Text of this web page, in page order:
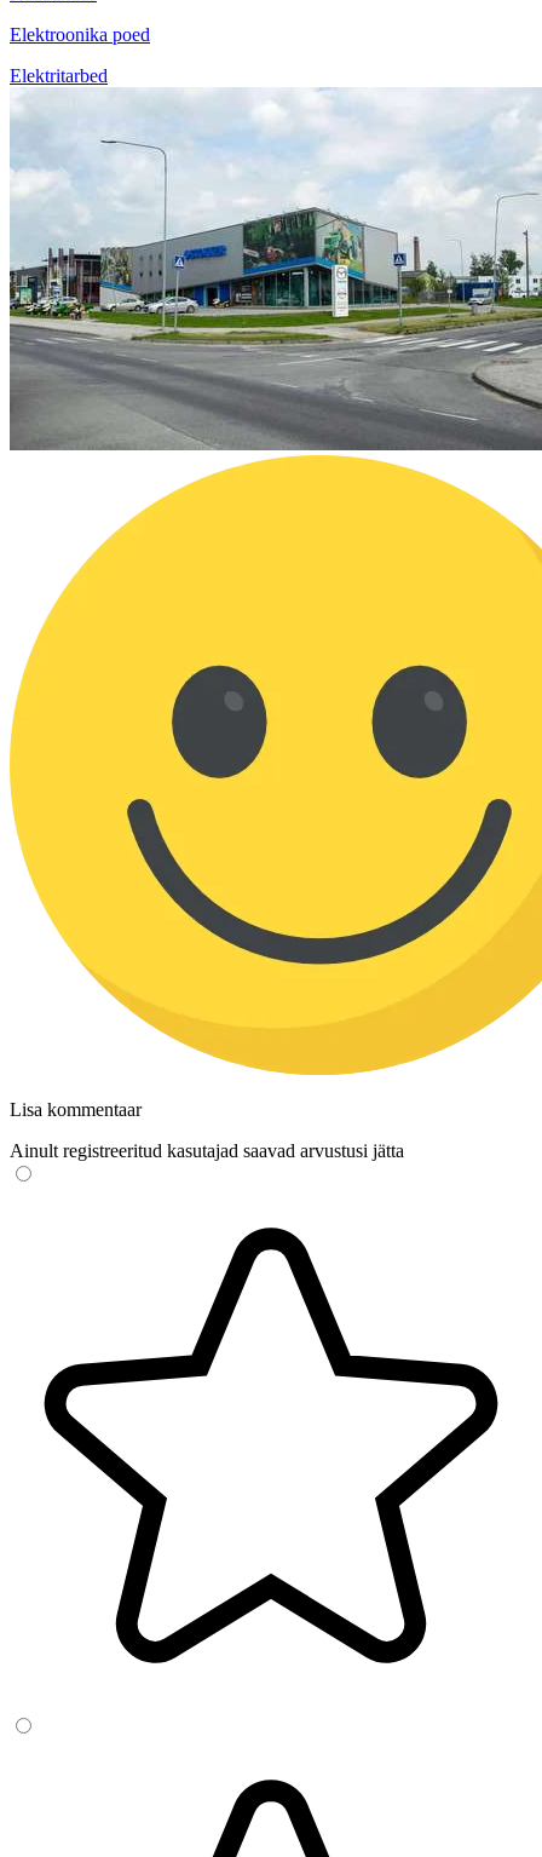
Elektroonika poed
Elektritarbed
Lisa kommentaar
Ainult registreeritud kasutajad saavad arvustusi jätta